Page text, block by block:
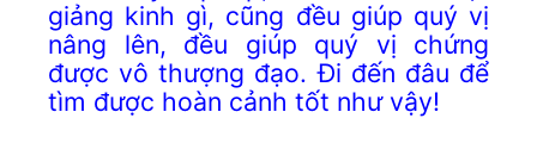
giảng kinh gì, cũng đều giúp quý vị
nâng lên, đều giúp quý vị chứng
được vô thượng đạo. Đi đến đâu để
tìm được hoàn cảnh tốt như vậy!